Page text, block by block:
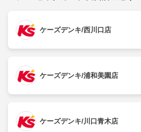
ケーズデンキ/西川口店
ケーズデンキ/浦和美園店
ケーズデンキ/川口青木店